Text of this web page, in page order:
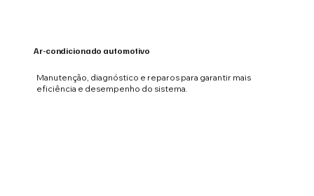
Ar-condicionado automotivo
Manutenção, diagnóstico e reparos para garantir mais
eficiência e desempenho do sistema.